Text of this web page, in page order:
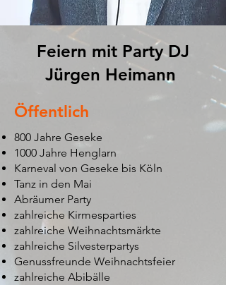
Feiern mit Party DJ
Jürgen Heimann
Öffentlich
800 Jahre Geseke
1000 Jahre Henglarn
Karneval von Geseke bis Köln
Tanz in den Mai
Abräumer Party
zahlreiche Kirmesparties
zahlreiche Weihnachtsmärkte
zahlreiche Silvesterpartys
Genussfreunde Weihnachtsfeier
zahlreiche Abibälle